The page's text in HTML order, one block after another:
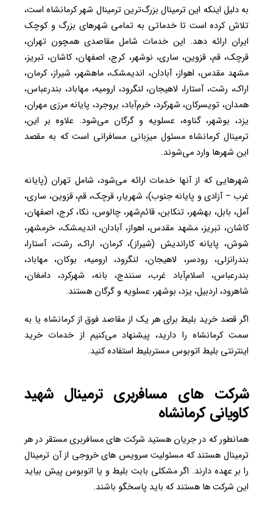
به دلیل اینکه این ترمینال بزرگ‌ترین ترمینال شهر کرمانشاه است،
تلاش کرده است تا خدماتی به تمامی شهرهای بزرگ و کوچک
ایران ارائه دهد. این خدمات شامل مقاصدی همچون تهران،
قرچک، قم، قزوین، ساری، نوشهر، کرج، اصفهان، کاشان، تبریز،
مشهد مقدس، اهواز، آبادان، اندیمشک، ماهشهر، شیراز، کرمان،
اراک، رشت، آستارا، لاهیجان، لنگرود، ارومیه، مهاباد، بندرعباس،
همدان، تویسرکان، شهرکرد، خرم‌آباد، بروجرد، پایانه مرزی مهران،
یزد، بوشهر، گناوه، عسلویه و گرگان می‌شود. علاوه بر این،
ترمینال کرمانشاه مسئول میزبانی مسافرانی است که به مقصد
این شهرها وارد می‌شوند.
شهرهایی که از آنها خدمات ارائه می‌شود، شامل تهران (پایانه
غرب – آزادی و پایانه جنوب)، شهریار، قرچک، قم، قزوین، ساری،
آمل، بابل، بهشهر، تنکابن، قائم‌شهر، چالوس، نکا، کرج، اصفهان،
کاشان، تبریز، مشهد مقدس، اهواز، آبادان، اندیمشک، خرمشهر،
شوش، پایانه کاراندیش (شیراز)، کرمان، اراک، رشت، آستارا،
بندرانزلی، رودسر، لاهیجان، لنگرود، ارومیه، بوکان، مهاباد،
بندرعباس، اسلام‌آباد غرب، سنندج، بانه، شهرکرد، دامغان،
شاهرود، اردبیل، یزد، بوشهر، عسلویه و گرگان هستند.
اگر قصد خرید بلیط برای هر یک از مقاصد فوق از کرمانشاه یا به
سمت کرمانشاه را دارید، پیشنهاد می‌کنیم از خدمات خرید
اینترنتی بلیط اتوبوس مستربلیط استفاده کنید.
شرکت های مسافربری ترمینال شهید
کاویانی کرمانشاه
همانطور که در جریان هستید شرکت های مسافربری مستقر در هر
ترمینال هستند که مسئولیت سرویس های خروجی از آن ترمینال
را بر عهده دارند. اگر مشکلی بابت بلیط و یا اتوبوس پیش بیاید
این شرکت ها هستند که باید پاسخگو باشند.